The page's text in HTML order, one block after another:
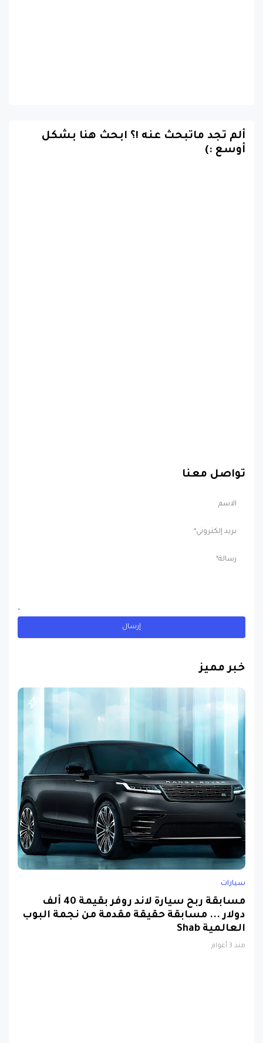
ألم تجد ماتبحث عنه !؟ ابحث هنا بشكل
أوسع :)
تواصل معنا
خبر مميز
سيارات
مسابقة ربح سيارة لاند روفر بقيمة 40 ألف
دولار ... مسابقة حقيقة مقدمة من نجمة البوب
العالمية Shab
منذ 3 أعوام